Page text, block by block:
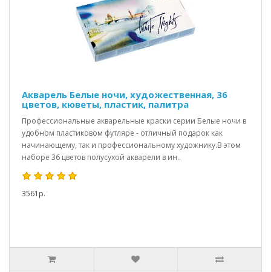
Акварель Белые ночи, художественная, 36
цветов, кюветы, пластик, палитра
Профессиональные акварельные краски серии Белые ночи в
удобном пластиковом футляре - отличный подарок как
начинающему, так и профессиональному художнику.В этом
наборе 36 цветов полусухой акварели в ин..
3561р.